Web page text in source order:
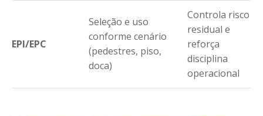
EPI/EPC
Seleção e uso
conforme cenário
(pedestres, piso,
doca)
Controla risco
residual e
reforça
disciplina
operacional